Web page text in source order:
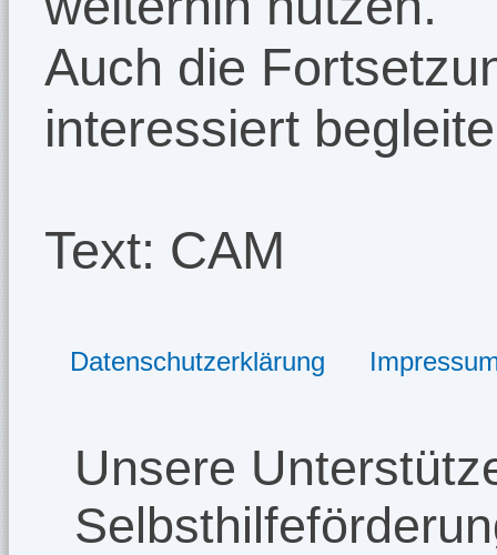
Auch die
interessiert
Text: CAM
Datenschutzerklärung
Unsere